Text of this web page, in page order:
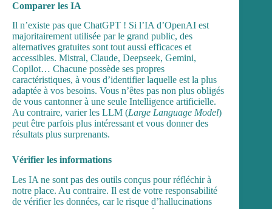
Comparer les IA
Il n’existe pas que ChatGPT ! Si l’IA d’OpenAI est
majoritairement utilisée par le grand public, des
alternatives gratuites sont tout aussi efficaces et
accessibles. Mistral, Claude, Deepseek, Gemini,
Copilot… Chacune possède ses propres
caractéristiques, à vous d’identifier laquelle est la plus
adaptée à vos besoins. Vous n’êtes pas non plus obligés
de vous cantonner à une seule Intelligence artificielle.
Au contraire, varier les LLM (Large Language Model)
peut être parfois plus intéressant et vous donner des
résultats plus surprenants.
Vérifier les informations
Les IA ne sont pas des outils conçus pour réfléchir à
notre place. Au contraire. Il est de votre responsabilité
de vérifier les données, car le risque d’hallucinations